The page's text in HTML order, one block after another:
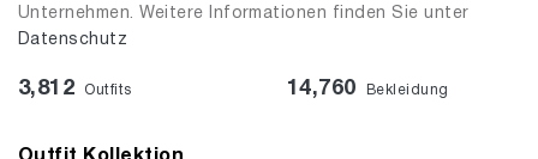
Unternehmen. Weitere Informationen finden Sie unter
Datenschutz
3,812 Outfits 14,760 Bekleidung